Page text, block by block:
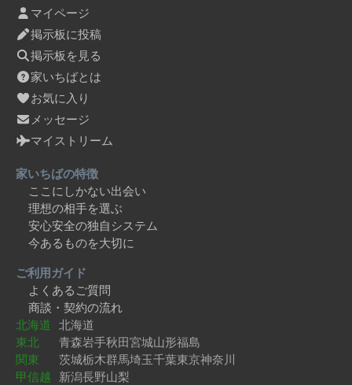
マイページ
掲示板に投稿
掲示板を見る
家いちばとは
お気に入り
メッセージ
マイストリーム
家いちばの特徴
ここにしかない出会い
理想の相手を選ぶ
安心安全の独自システム
今あるものを大切に
ご利用ガイド
よくあるご質問
商談・契約の流れ
北海道 北海道
東北
青森岩手秋田宮城山形福島
関東
茨城栃木群馬埼玉千葉東京神奈川
甲信越 新潟長野山梨